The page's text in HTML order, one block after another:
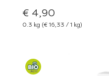
€ 4,90
0.3 kg (€ 16,33 / 1 kg)